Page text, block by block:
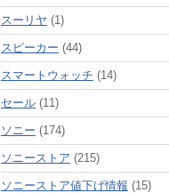
スーリヤ (1)
スピーカー (44)
スマートウォッチ (14)
セール(11)
ソニー (174)
ソニーストア (215)
ソニーストア値下げ情報 (15)